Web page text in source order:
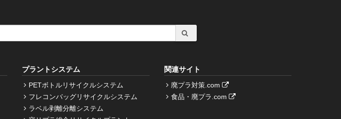
プラントシステム
PETボトルリサイクルシステム
フレコンバッグリサイクルシステム
ラベル剥離分離システム
関連サイト
廃プラ対策.com
食品・廃プラ.com